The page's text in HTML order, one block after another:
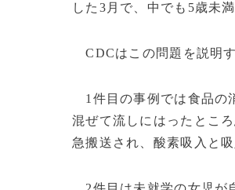
した3月で、中でも5歳未
CDCはこの問題を説明
1件目の事例では食品の
混ぜて流しにはったとこ
急搬送され、酸素吸入と